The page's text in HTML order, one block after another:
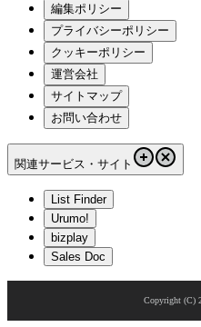
編集ポリシー
プライバシーポリシー
クッキーポリシー
運営会社
サイトマップ
お問い合わせ
関連サービス・サイト
List Finder
Urumo!
bizplay
Sales Doc
Copyright (C)